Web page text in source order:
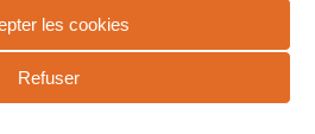
les cookies
Refuser